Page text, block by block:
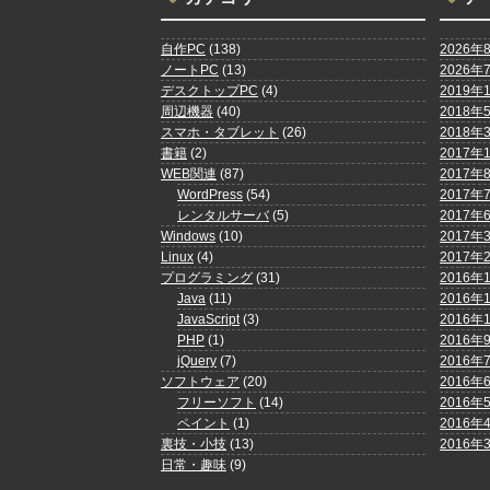
自作PC (138)
ノートPC (13)
デスクトップPC (4)
周辺機器 (40)
スマホ・タブレット (26)
書籍 (2)
WEB関連 (87)
WordPress (54)
レンタルサーバ(5)
Windows (10)
Linux (4)
プログラミング (31)
Java (11)
JavaScript (3)
PHP (1)
jQuery (7)
ソフトウェア (20)
フリーソフト (14)
ペイント (1)
裏技・小技 (13)
日常・趣味 (9)
2026年
2026年
2019年
2018年
2018年
2017年
2017年
2017年
2017年
2017年
2017年
2016年
2016年
2016年
2016年
2016年
2016年
2016年
2016年
2016年